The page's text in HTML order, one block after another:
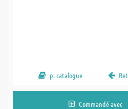
p. catalogue
Commandé avec